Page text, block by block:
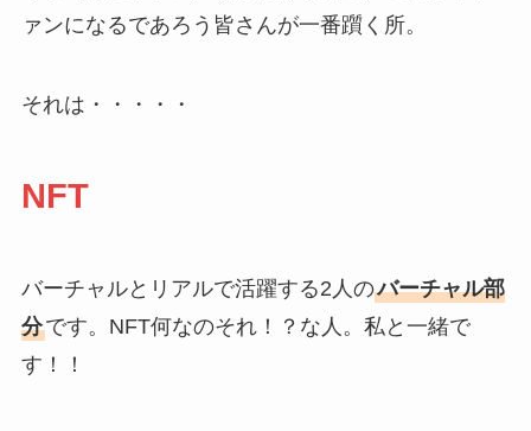
ァンになるであろう皆さんが一番躓く所。
それは・・・・・
NFT
バーチャルとリアルで活躍する2人のバーチャル部
分です。NFT何なのそれ！？な人。私と一緒で
す！！